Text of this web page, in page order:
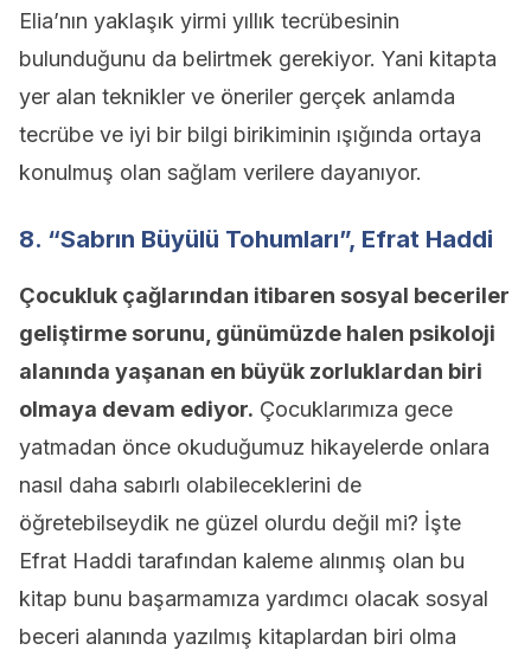
Elia’nın yaklaşık yirmi yıllık tecrübesinin
bulunduğunu da belirtmek gerekiyor. Yani kitapta
yer alan teknikler ve öneriler gerçek anlamda
tecrübe ve iyi bir bilgi birikiminin ışığında ortaya
konulmuş olan sağlam verilere dayanıyor.
8. “Sabrın Büyülü Tohumları”, Efrat Haddi
Çocukluk çağlarından itibaren sosyal beceriler
geliştirme sorunu, günümüzde halen psikoloji
alanında yaşanan en büyük zorluklardan biri
olmaya devam ediyor. Çocuklarımıza gece
yatmadan önce okuduğumuz hikayelerde onlara
nasıl daha sabırlı olabileceklerini de
öğretebilseydik ne güzel olurdu değil mi? İşte
Efrat Haddi tarafından kaleme alınmış olan bu
kitap bunu başarmamıza yardımcı olacak sosyal
beceri alanında yazılmış kitaplardan biri olma